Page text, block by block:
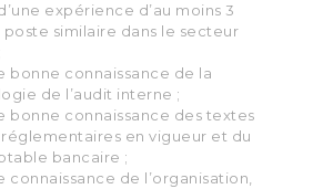
expérience d’au moins 3
poste similaire dans le secteur
bonne connaissance de la
de l’audit interne ;
bonne connaissance des textes
en vigueur et du
bancaire ;
connaissance de l’organisation,